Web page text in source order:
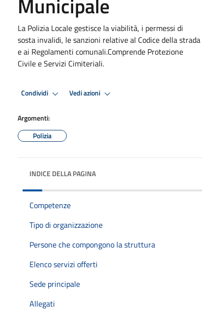
La Polizia Locale gestisce la viabilità, i permessi di
sosta invalidi, le sanzioni relative al Codice della strada
e ai Regolamenti comunali.Comprende Protezione
Civile e Servizi Cimiteriali.
Condividi Vedi azioni
Argomenti:
Polizia
INDICE DELLA PAGINA
Competenze
Tipo di organizzazione
Persone che compongono la struttura
Elenco servizi offerti
Sede principale
Allegati